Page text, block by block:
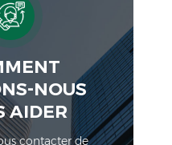
NOUS
AIDER
contacter de